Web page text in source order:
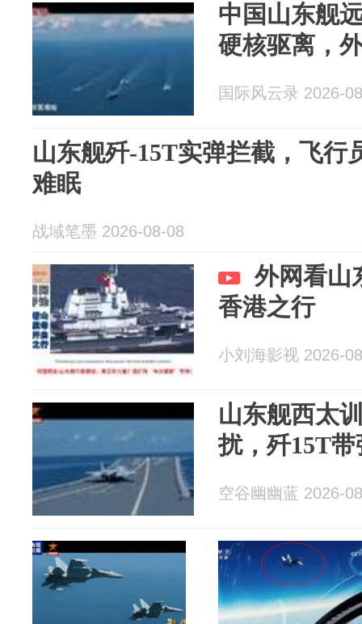
中国山东舰
硬核驱离，
国际风云录 2026-
山东舰歼-15T实弹拦截，飞行
难眠
战域笔墨 2026-08-08
外网看山
香港之行
小刘海影视 2026-
山东舰西太
扰，歼15T
空谷幽幽蓝 2026-